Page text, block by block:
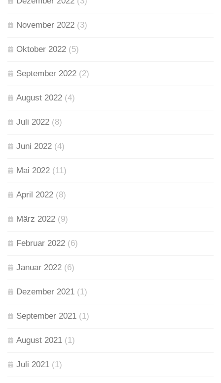
November 2022 (3)
Oktober 2022 (5)
September 2022 (2)
August 2022 (4)
Juli 2022 (8)
Juni 2022 (4)
Mai 2022 (11)
April 2022 (8)
März 2022 (9)
Februar 2022 (6)
Januar 2022 (6)
Dezember 2021 (1)
September 2021 (1)
August 2021 (1)
Juli 2021 (1)